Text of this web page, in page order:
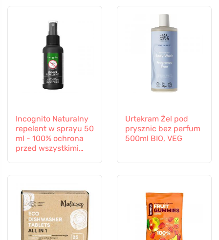
Incognito Naturalny
repelent w sprayu 50
ml - 100% ochrona
przed wszystkimi
Urtekram Żel pod
prysznic bez perfum
500ml BIO, VEG